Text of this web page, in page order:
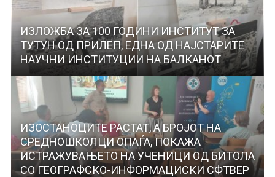
ИЗЛОЖБА ЗА 100 ГОДИНИ ИНСТИТУТ ЗА
ТУТУН ОД ПРИЛЕП, ЕДНА ОД НАЈСТАРИТЕ
НАУЧНИ ИНСТИТУЦИИ НА БАЛКАНОТ
ИЗОСТАНОЦИТЕ РАСТАТ, А БРОЈОТ НА
СРЕДНОШКОЛЦИ ОПАЃА, ПОКАЖА
ИСТРАЖУВАЊЕТО НА УЧЕНИЦИ ОД БИТОЛА
СО ГЕОГРАФСКО-ИНФОРМАЦИСКИ СФТВЕР